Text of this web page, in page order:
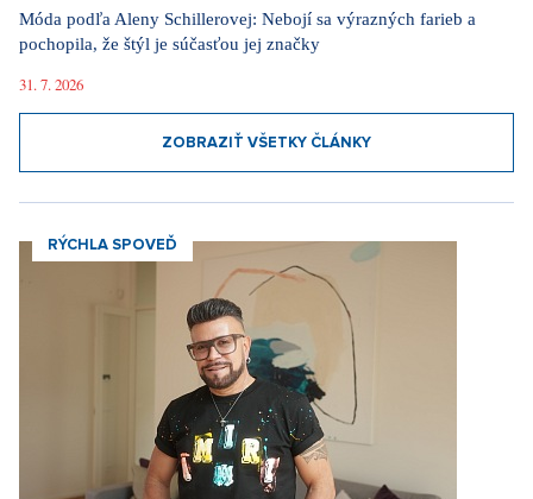
Móda podľa Aleny Schillerovej: Nebojí sa výrazných farieb a
pochopila, že štýl je súčasťou jej značky
31. 7. 2026
ZOBRAZIŤ VŠETKY ČLÁNKY
RÝCHLA SPOVEĎ